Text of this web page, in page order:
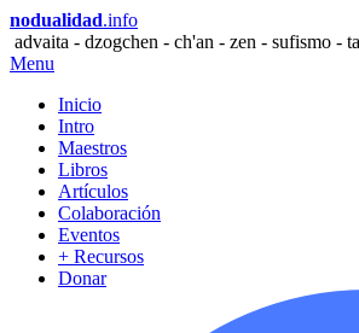
nodualidad.info
advaita - dzogchen - ch'an - zen - sufismo -
Menu
Inicio
Intro
Maestros
Libros
Artículos
Colaboración
Eventos
+ Recursos
Donar